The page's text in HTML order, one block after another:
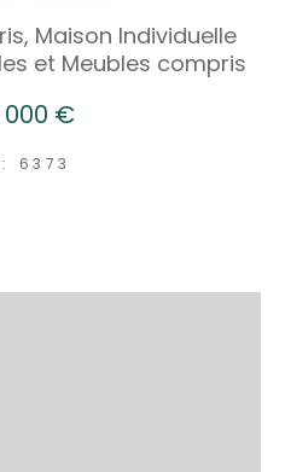
Maison Individuelle
et Meubles compris
000 €
: 6373